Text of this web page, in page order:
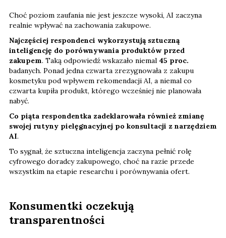
Choć poziom zaufania nie jest jeszcze wysoki, AI zaczyna
realnie wpływać na zachowania zakupowe.
Najczęściej respondenci wykorzystują sztuczną
inteligencję do porównywania produktów przed
zakupem. Taką odpowiedź wskazało niemal 45 proc.
badanych. Ponad jedna czwarta zrezygnowała z zakupu
kosmetyku pod wpływem rekomendacji AI, a niemal co
czwarta kupiła produkt, którego wcześniej nie planowała
nabyć.
Co piąta respondentka zadeklarowała również zmianę
swojej rutyny pielęgnacyjnej po konsultacji z narzędziem
AI.
To sygnał, że sztuczna inteligencja zaczyna pełnić rolę
cyfrowego doradcy zakupowego, choć na razie przede
wszystkim na etapie researchu i porównywania ofert.
Konsumentki oczekują
transparentności